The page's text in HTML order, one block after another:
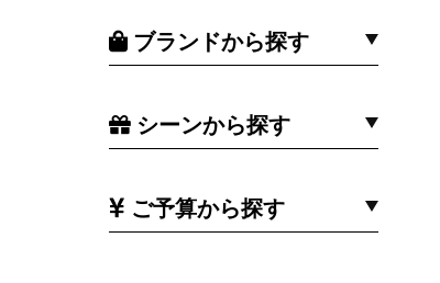
ブランドから探す
シーンから探す
ご予算から探す